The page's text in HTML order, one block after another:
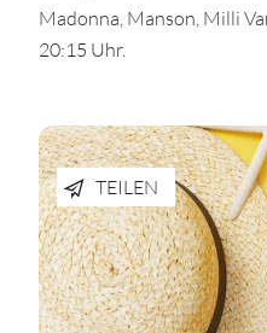
Madonna, Manson, Milli
20:15 Uhr.
TEILEN